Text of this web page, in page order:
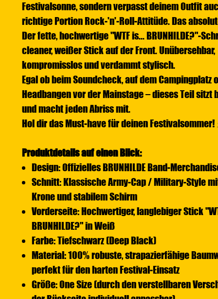
Festivalsonne, sondern verpasst deinem Outfit
richtige Portion Rock-'n'-Roll-Attitüde. Das
Der fette, hochwertige "WTF is... BRUNHILDE?"-
cleaner, weißer Stick auf der Front. Unübersehbar,
kompromisslos und verdammt stylisch.
Egal ob beim Soundcheck, auf dem Campingplatz
Headbangen vor der Mainstage – dieses Teil sitzt
und macht jeden Abriss mit.
Hol dir das Must-have für deinen Festivalsommer!
Produktdetails auf einen Blick:
Design: Offizielles BRUNHILDE Band-
Schnitt: Klassische Army-Cap / Military-Style
Krone und stabilem Schirm
Vorderseite: Hochwertiger, langlebiger Stick
BRUNHILDE?" in Weiß
Farbe: Tiefschwarz (Deep Black)
Material: 100% robuste, strapazierfähige
perfekt für den harten Festival-Einsatz
Größe: One Size (durch den verstellbaren